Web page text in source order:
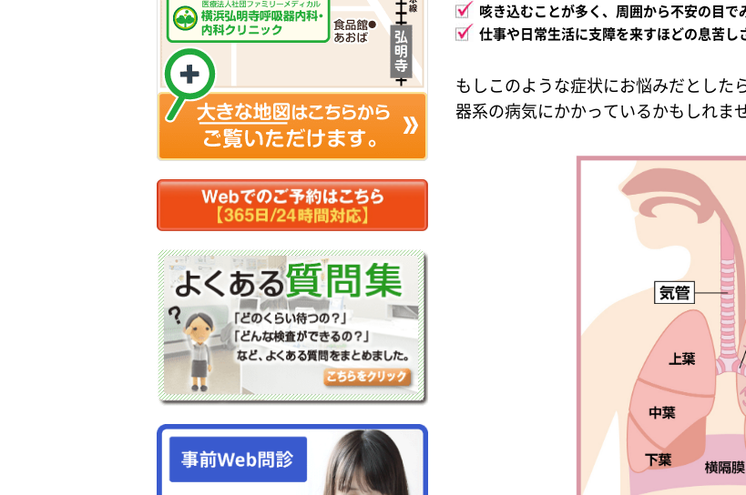
咳き込むことが多く、周囲から不安の目で
仕事や日常生活に支障を来すほどの息苦し
もしこのような症状にお悩みだとしたら
器系の病気にかかっているかもしれま